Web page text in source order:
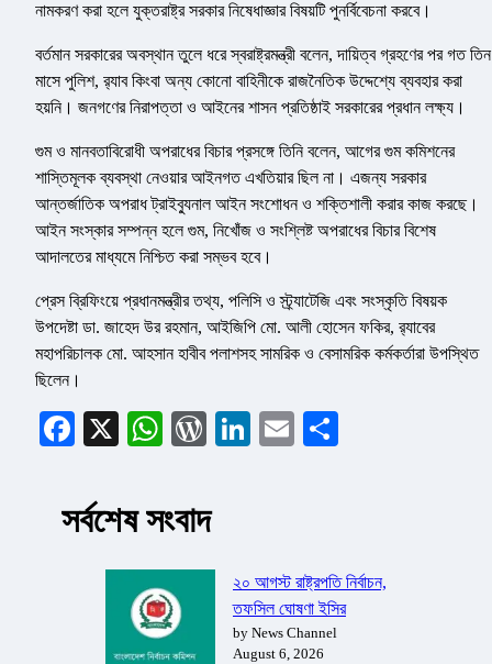
নামকরণ করা হলে যুক্তরাষ্ট্র সরকার নিষেধাজ্ঞার বিষয়টি পুনর্বিবেচনা করবে।
বর্তমান সরকারের অবস্থান তুলে ধরে স্বরাষ্ট্রমন্ত্রী বলেন, দায়িত্ব গ্রহণের পর গত তিন
মাসে পুলিশ, র‌্যাব কিংবা অন্য কোনো বাহিনীকে রাজনৈতিক উদ্দেশ্যে ব্যবহার করা
হয়নি। জনগণের নিরাপত্তা ও আইনের শাসন প্রতিষ্ঠাই সরকারের প্রধান লক্ষ্য।
গুম ও মানবতাবিরোধী অপরাধের বিচার প্রসঙ্গে তিনি বলেন, আগের গুম কমিশনের
শাস্তিমূলক ব্যবস্থা নেওয়ার আইনগত এখতিয়ার ছিল না। এজন্য সরকার
আন্তর্জাতিক অপরাধ ট্রাইব্যুনাল আইন সংশোধন ও শক্তিশালী করার কাজ করছে।
আইন সংস্কার সম্পন্ন হলে গুম, নিখোঁজ ও সংশ্লিষ্ট অপরাধের বিচার বিশেষ
আদালতের মাধ্যমে নিশ্চিত করা সম্ভব হবে।
প্রেস ব্রিফিংয়ে প্রধানমন্ত্রীর তথ্য, পলিসি ও স্ট্র্যাটেজি এবং সংস্কৃতি বিষয়ক
উপদেষ্টা ডা. জাহেদ উর রহমান, আইজিপি মো. আলী হোসেন ফকির, র‌্যাবের
মহাপরিচালক মো. আহসান হাবীব পলাশসহ সামরিক ও বেসামরিক কর্মকর্তারা উপস্থিত
ছিলেন।
Facebook
X WhatsApp
WordPress
LinkedIn
Email
সর্বশেষ সংবাদ
২০ আগস্ট রাষ্ট্রপতি নির্বাচন,
তফসিল ঘোষণা ইসির
by News Channel
August 6, 2026